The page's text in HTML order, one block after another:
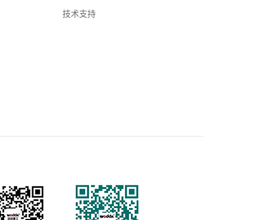
技术支持